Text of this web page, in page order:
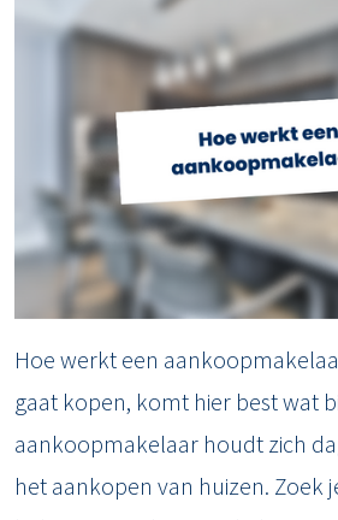
Hoe werkt een
gaat kopen, komt hier best wat
aankoopmakelaar houdt zich
het aankopen van huizen. Zoek